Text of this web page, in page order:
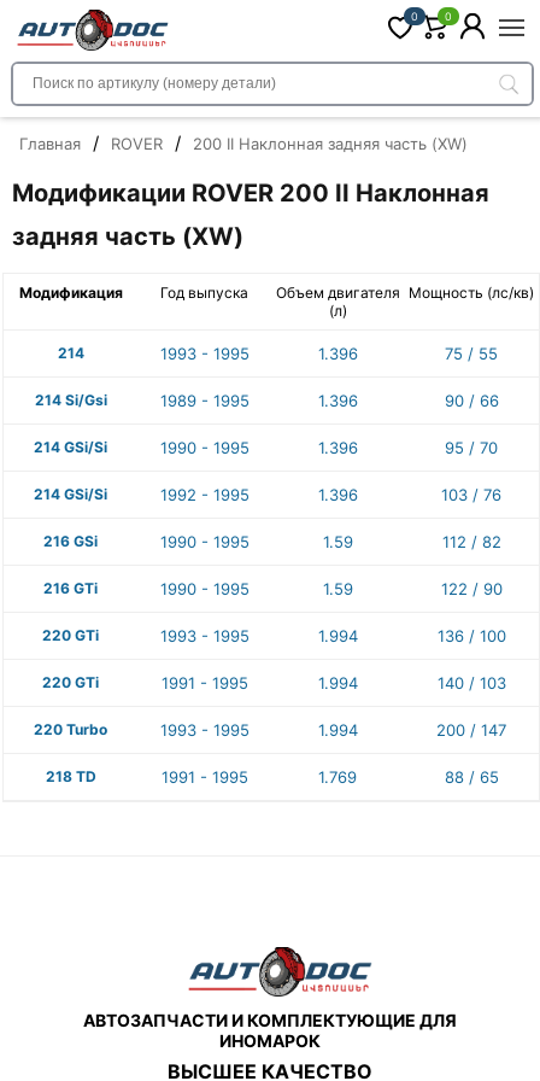
0 0
Главная / ROVER / 200 II Наклонная задняя часть (XW)
Модификации ROVER 200 II Наклонная
задняя часть (XW)
Модификация Год выпуска
Объем двигателя
(л)
Мощность (лс/кв)
214 1993 - 1995 1.396 75 / 55
214 Si/Gsi 1989 - 1995 1.396 90 / 66
214 GSi/Si 1990 - 1995 1.396 95 / 70
214 GSi/Si 1992 - 1995 1.396 103 / 76
216 GSi 1990 - 1995 1.59 112 / 82
216 GTi 1990 - 1995 1.59 122 / 90
220 GTi 1993 - 1995 1.994 136 / 100
220 GTi 1991 - 1995 1.994 140 / 103
220 Turbo 1993 - 1995 1.994 200 / 147
218 TD 1991 - 1995 1.769 88 / 65
АВТОЗАПЧАСТИ И КОМПЛЕКТУЮЩИЕ ДЛЯ
ИНОМАРОК
ВЫСШЕЕ КАЧЕСТВО